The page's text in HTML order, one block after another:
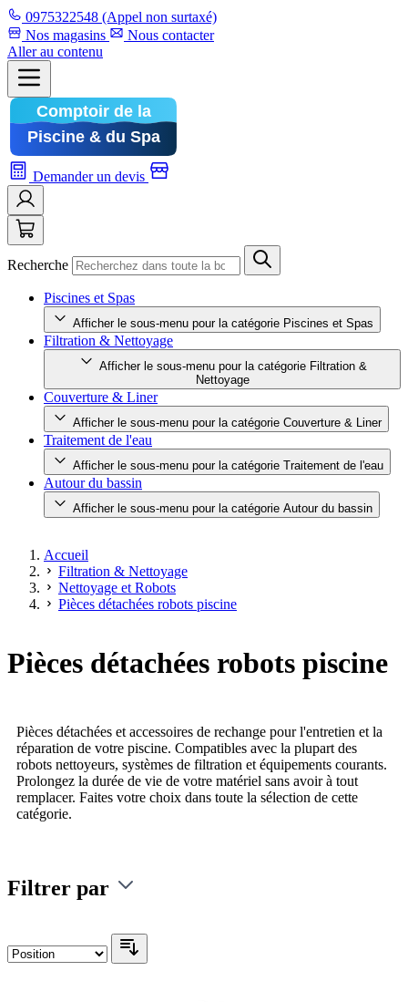
0975322548 (Appel non surtaxé)
Nos magasins
Nous contacter
Aller au contenu
Demander un devis
Recherche
Piscines et Spas
Afficher le sous-menu pour la catégorie Piscines et Spas
Filtration & Nettoyage
Afficher le sous-menu pour la catégorie Filtration &
Nettoyage
Couverture & Liner
Afficher le sous-menu pour la catégorie Couverture & Liner
Traitement de l'eau
Afficher le sous-menu pour la catégorie Traitement de l'eau
Autour du bassin
Afficher le sous-menu pour la catégorie Autour du bassin
Accueil
Filtration & Nettoyage
Nettoyage et Robots
Pièces détachées robots piscine
Pièces détachées robots piscine
Pièces détachées et accessoires de rechange pour l'entretien et la
réparation de votre piscine. Compatibles avec la plupart des
robots nettoyeurs, systèmes de filtration et équipements courants.
Prolongez la durée de vie de votre matériel sans avoir à tout
remplacer. Faites votre choix dans toute la sélection de cette
catégorie.
Filtrer par